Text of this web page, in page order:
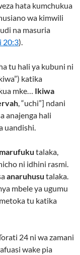
hata kumchukua
wa kimwili
na masuria
20:3).
tu hali ya kubuni ni
mke… Ikiwa
, “uchi”] ndani
anajenga hali
uandishi.
talaka,
ni idhini rasmi.
anaruhusu talaka.
mbele ya ugumu
tu katika
24 ni wa zamani
wake pia